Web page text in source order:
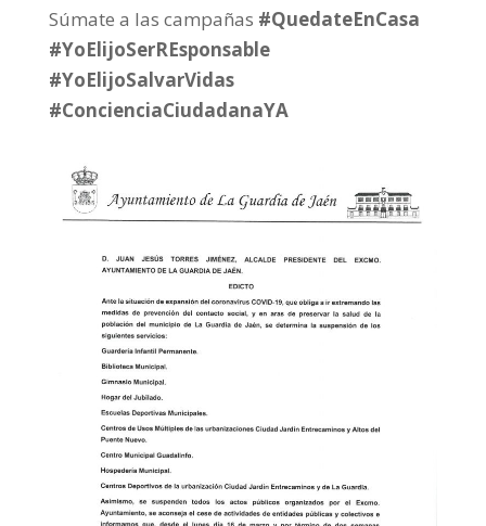
Súmate a las campañas #QuedateEnCasa
#YoElijoSerREsponsable
#YoElijoSalvarVidas
#ConcienciaCiudadanaYA